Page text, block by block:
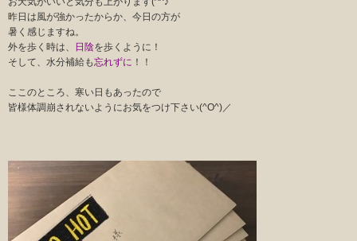
昨日は風が強かったからか、今日の方が
暑く感じますね。
外を歩く時は、
日陰を歩くように！
そして、水分補給も忘れずに ！！
ここのところ、寒い日もあったので
皆様体調崩されないようにお気をつけ下さい(^O^)／